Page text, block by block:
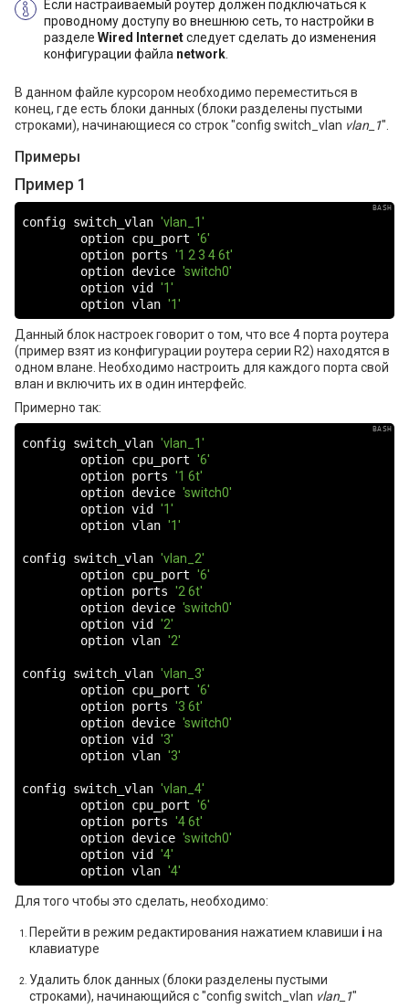
Если настраиваемый роутер должен подключаться к
проводному доступу во внешнюю сеть, то настройки в
разделе Wired Internetследует сделать до изменения
конфигурации файла network
В данном файле курсором необходимо переместиться в
конец, где есть блоки данных (блоки разделены пустыми
строками), начинающиеся со строк "config switch_vlan vlan_1".
Примеры
Пример 1
config switch_vlan 'vlan_1'
        option cpu_port
'6'
        option ports
'1 2 3 4 6t'
        option device
'switch0'
        option vid
'1'
        option vlan
'1'
Данный блок настроек говорит о том, что все 4 порта роутера
(пример взят из конфигурации роутера серии R2) находятся в
одном влане. Необходимо настроить для каждого порта свой
влан и включить их в один интерфейс.
Примерно так:
config switch_vlan 'vlan_1'
        option cpu_port
'6'
        option ports
'1 6t'
        option device
'switch0'
        option vid
'1'
        option vlan
'1'
config switch_vlan 'vlan_2'
        option cpu_port
'6'
        option ports
'2 6t'
        option device
'switch0'
        option vid
'2'
        option vlan
'2'
config switch_vlan 'vlan_3'
        option cpu_port
'6'
        option ports
'3 6t'
        option device
'switch0'
        option vid
'3'
        option vlan
'3'
config switch_vlan 'vlan_4'
        option cpu_port
'6'
        option ports
'4 6t'
        option device
'switch0'
        option vid
'4'
        option vlan
'4'
Для того чтобы это сделать, необходимо:
Перейти в режим редактирования нажатием клавиши i на
клавиатуре
Удалить блок данных (блоки разделены пустыми
строками), начинающийся с "config switch_vlan vlan_1"